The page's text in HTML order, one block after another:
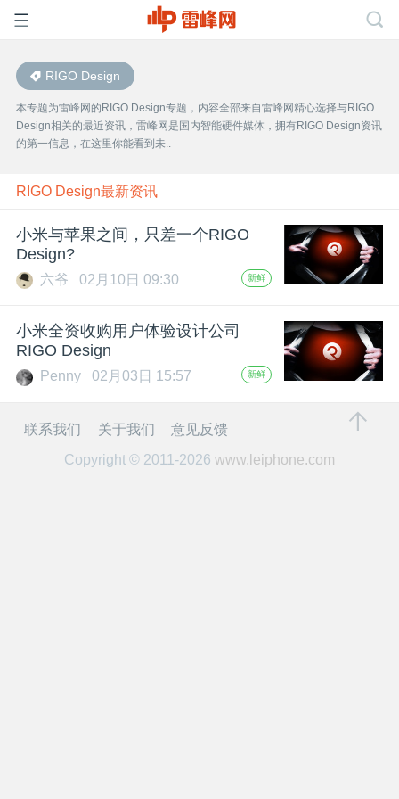
首
页
雷
峰
公
课
RIGO Design
本专题为雷峰网的RIGO Design专题，内容全部来自雷峰网精心选择与RIGO
Design相关的最近资讯，雷峰网是国内智能硬件媒体，拥有RIGO Design资讯
的第一信息，在这里你能看到未..
RIGO Design最新资讯
小米与苹果之间，只差一个RIGO
Design?
六爷 02月10日 09:30 新鲜
小米全资收购用户体验设计公司
RIGO Design
Penny 02月03日 15:57 新鲜
联系我们 关于我们
意见反馈
Copyright © 2011-2026 www.leiphone.com